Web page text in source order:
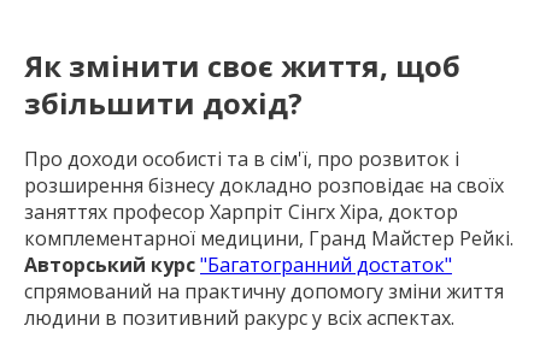
Як змінити своє життя, щоб
збільшити дохід?
Про доходи особисті та в сім'ї, про розвиток і
розширення бізнесу докладно розповідає на своїх
заняттях професор Харпріт Сінгх Хіра, доктор
комплементарної медицини, Гранд Майстер Рейкі.
Авторський курс"Багатогранний достаток"
спрямований на практичну допомогу зміни життя
людини в позитивний ракурс у всіх аспектах.